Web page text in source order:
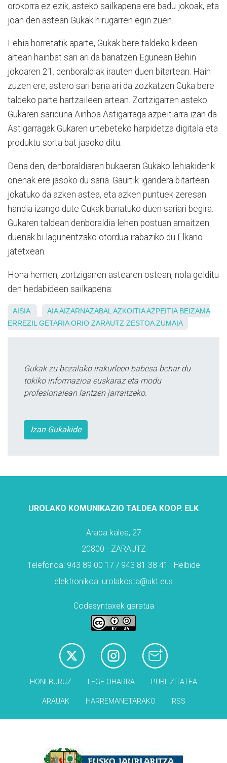
orokorra ez ezik, asteko sailkapena ere badu jokoak, eta
joan den astean Gukak hirugarren egin zuen.
Lehia horretatik aparte, Gukak bere taldeko kideen
artean hainbat sari ari da banatzen Egunean Behin
jokoaren 21. denboraldiak irauten duen bitartean. Hain
zuzen ere, astero sari bana ari da zozkatzen Guka bere
taldeko parte hartzaileen artean. Zortzigarren asteko
Gukaren sariduna Ainhoa Astigarraga azpeitiarra izan da.
Astigarragak Gukaren urtebeteko harpidetza digitala eta
produktu sorta bat jasoko ditu.
Dena den, denboraldiaren bukaeran Gukako lehiakiderik
onenak ere jasoko du saria. Gaurtik igandera bitartean
jokatuko da azken astea, eta azken puntuek zeresan
handia izango dute Gukak banatuko duen sariari begira.
Gukaren taldean denboraldia lehen postuan amaitzen
duenak bi lagunentzako otordua irabaziko du Elkano
jatetxean.
Hona hemen, zortzigarren astearen ostean, nola gelditu
den hedabideen sailkapena:
AISIA AIAAIZARNAZABALAZKOITIAAZPEITIA BEIZAMA
ERREZIL GETARIA ORIO ZARAUTZ ZESTOA ZUMAIA
Gukak zu bezalako irakurleen babesa behar du
tokiko informazioa euskaraz eta modu
profesionalean lantzen jarraitzeko.
Izan Gukakide
UROLAKO KOMUNIKAZIO TALDEA KOOP. ELK
Araba kalea, 27
20800 - ZARAUTZ
Telefonoa: 943 89 00 17 / 943 81 38 41 | Helbide
elektronikoa: urolakosta@ukt.eus
Codesyntaxek garatua
HONI BURUZ LEGE OHARRA PUBLIZITATEA
ARAUAK HARREMANETARAKO RSS